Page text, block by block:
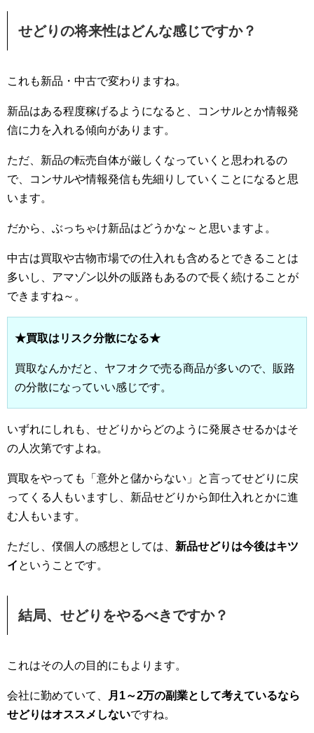
せどりの将来性はどんな感じですか？
これも新品・中古で変わりますね。
新品はある程度稼げるようになると、コンサルとか情報発
信に力を入れる傾向があります。
ただ、新品の転売自体が厳しくなっていくと思われるの
で、コンサルや情報発信も先細りしていくことになると思
います。
だから、ぶっちゃけ新品はどうかな～と思いますよ。
中古は買取や古物市場での仕入れも含めるとできることは
多いし、アマゾン以外の販路もあるので長く続けることが
できますね～。
★買取はリスク分散になる★
買取なんかだと、ヤフオクで売る商品が多いので、販路
の分散になっていい感じです。
いずれにしれも、せどりからどのように発展させるかはそ
の人次第ですよね。
買取をやっても「意外と儲からない」と言ってせどりに戻
ってくる人もいますし、新品せどりから卸仕入れとかに進
む人もいます。
ただし、僕個人の感想としては、 新品せどりは今後はキツ
イ ということです。
結局、せどりをやるべきですか？
これはその人の目的にもよります。
会社に勤めていて、
月1～2万の副業として考えているなら
せどりはオススメしないですね。